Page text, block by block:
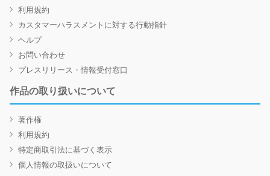
利用規約
カスタマーハラスメントに対する行動指針
ヘルプ
お問い合わせ
プレスリリース・情報受付窓口
作品の取り扱いについて
著作権
利用規約
特定商取引法に基づく表示
個人情報の取扱いについて